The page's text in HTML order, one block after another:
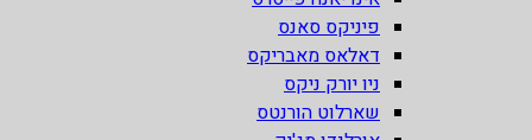
פיניקס סאנס
דאלאס מאבריקס
ניו יורק ניקס
שארלוט הורנטס